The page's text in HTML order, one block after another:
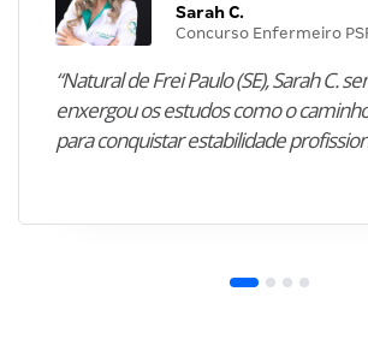
Sarah C.
Concurso Enfermeiro
“Natural de Frei Paulo (SE), Sarah C.
enxergou os estudos como o
para conquistar estabilidade